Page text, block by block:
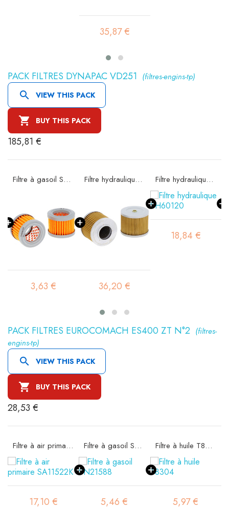
35,87 €
PACK FILTRES DYNAPAC VD251 (filtres-engins-tp)
 VIEW THIS PACK
 BUY THIS PACK
185,81 €
Filtre à gasoil SBH 1
3,63 €
Filtre hydraulique SH60001
36,20 €
Filtre hydraulique SH60120
18,84 €
PACK FILTRES EUROCOMACH ES400 ZT N°2 (filtres-
engins-tp)
 VIEW THIS PACK
 BUY THIS PACK
28,53 €
Filtre à air primaire SA11522K
17,10 €
Filtre à gasoil SN21588
5,46 €
Filtre à huile T8304
5,97 €